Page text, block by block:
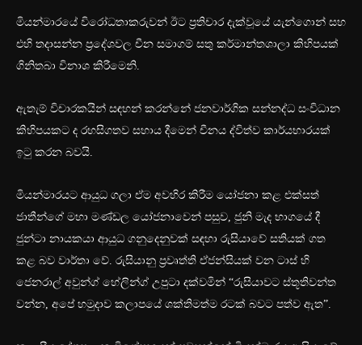
මියන්මාරයේ විරෝධතාකරුවන් ඊට ප්‍රතිචාර දැක්වූයේ යැන්ගොන් සහ
එහි තදාසන්න ප්‍රදේශවල චීන සමාගම් සතු කර්මාන්තශාලා කිහිපයක්
ගිනිතබා විනාශ කිරීමෙනි.
ඇතැම් විචාරකයින් සඳහන් කරන්නේ ජනවාර්ගික සන්නද්ධ සංවිධාන
කිහිපයකට ද රහසිගතව සහාය දීමෙන් චීනය ද්විත්ව කාර්යභාරයක්
ඉටු කරන බවයි.
මියන්මාරයට ආයුධ ගලා ඒම අවහිර කිරීම යෝජනා කළ එක්සත්
ජාතීන්ගේ මහා මණ්ඩල යෝජනාවෙන් පසුව, ජුනි මැද භාගයේ දී
ජුන්ටා නායකයා ආයුධ ගනුදෙනුවක් සඳහා රුසියාවේ සතියක් ගත
කළ බව වාර්තා වේ. රුසියානු ප්‍රවෘත්ති ඒජන්සියක් වන ටාස් හි
ජෙනරාල් අවුන්ග් හේලින්ග් උපුටා දක්වමින් “රුසියාවට ස්තූතිවන්ත
වන්න, අපේ හමුදාව කලාපයේ ශක්තිමත්ම රටක් බවට පත්ව ඇත”.